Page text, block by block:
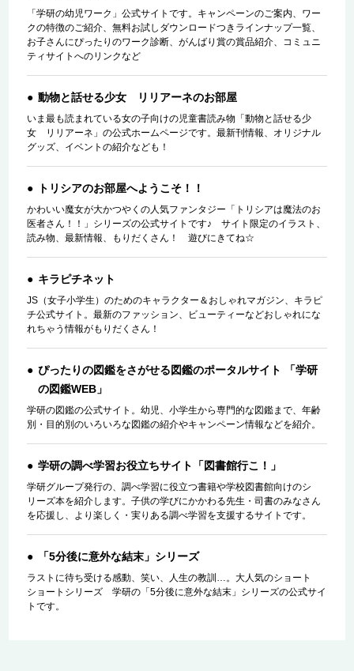
「学研の幼児ワーク」公式サイトです。キャンペーンのご案内、ワー
クの特徴のご紹介、無料お試しダウンロードつきラインナップ一覧、
お子さんにぴったりのワーク診断、がんばり賞の賞品紹介、コミュニ
ティサイトへのリンクなど
動物と話せる少女 リリアーネのお部屋
いま最も読まれている女の子向けの児童書読み物「動物と話せる少
女 リリアーネ」の公式ホームページです。最新刊情報、オリジナル
グッズ、イベントの紹介なども！
トリシアのお部屋へようこそ！！
かわいい魔女が大かつやくの人気ファンタジー「トリシアは魔法のお
医者さん！！」シリーズの公式サイトです♪ サイト限定のイラスト、
読み物、最新情報、もりだくさん！ 遊びにきてね☆
キラピチネット
JS（女子小学生）のためのキャラクター＆おしゃれマガジン、キラピ
チ公式サイト。最新のファッション、ビューティーなどおしゃれにな
れちゃう情報がもりだくさん！
ぴったりの図鑑をさがせる図鑑のポータルサイト 「学研
の図鑑WEB」
学研の図鑑の公式サイト。幼児、小学生から専門的な図鑑まで、年齢
別・目的別のいろいろな図鑑の紹介やキャンペーン情報などを紹介。
学研の調べ学習お役立ちサイト「図書館行こ！」
学研グループ発行の、調べ学習に役立つ書籍や学校図書館向けのシ
リーズ本を紹介します。子供の学びにかかわる先生・司書のみなさん
を応援し、より楽しく・実りある調べ学習を支援するサイトです。
「5分後に意外な結末」シリーズ
ラストに待ち受ける感動、笑い、人生の教訓…。大人気のショート
ショートシリーズ 学研の「5分後に意外な結末」シリーズの公式サイ
トです。